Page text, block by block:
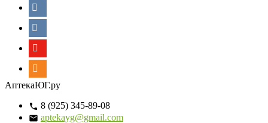
АптекаЮГ.ру
8 (925) 345-89-08
aptekayg@gmail.com